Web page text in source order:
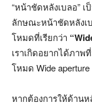
“หน้าชัดหลังเบลอ”
ลักษณะหน้าชัดหลังเ
โหมดที่เรียกว่า
เราเกิดอยากได้ภา
โหมด Wide
หากต้องการให้ด้าน